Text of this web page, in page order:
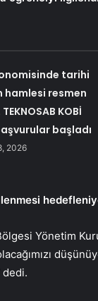
tarihi
hamlesi resmen
KOBİ
başladı
2026
Yönetim
dedi.